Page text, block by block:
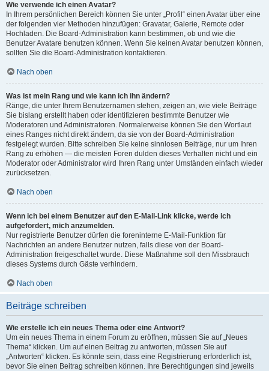
Wie verwende ich einen Avatar?
In Ihrem persönlichen Bereich können Sie unter „Profil“ einen Avatar über eine
der folgenden vier Methoden hinzufügen: Gravatar, Galerie, Remote oder
Hochladen. Die Board-Administration kann bestimmen, ob und wie die
Benutzer Avatare benutzen können. Wenn Sie keinen Avatar benutzen können,
sollten Sie die Board-Administration kontaktieren.
Nach oben
Was ist mein Rang und wie kann ich ihn ändern?
Ränge, die unter Ihrem Benutzernamen stehen, zeigen an, wie viele Beiträge
Sie bislang erstellt haben oder identifizieren bestimmte Benutzer wie
Moderatoren und Administratoren. Normalerweise können Sie den Wortlaut
eines Ranges nicht direkt ändern, da sie von der Board-Administration
festgelegt wurden. Bitte schreiben Sie keine sinnlosen Beiträge, nur um Ihren
Rang zu erhöhen — die meisten Foren dulden dieses Verhalten nicht und ein
Moderator oder Administrator wird Ihren Rang unter Umständen einfach wieder
zurücksetzen.
Nach oben
Wenn ich bei einem Benutzer auf den E-Mail-Link klicke, werde ich
aufgefordert, mich anzumelden.
Nur registrierte Benutzer dürfen die foreninterne E-Mail-Funktion für
Nachrichten an andere Benutzer nutzen, falls diese von der Board-
Administration freigeschaltet wurde. Diese Maßnahme soll den Missbrauch
dieses Systems durch Gäste verhindern.
Nach oben
Beiträge schreiben
Wie erstelle ich ein neues Thema oder eine Antwort?
Um ein neues Thema in einem Forum zu eröffnen, müssen Sie auf „Neues
Thema“ klicken. Um auf einen Beitrag zu antworten, müssen Sie auf
„Antworten“ klicken. Es könnte sein, dass eine Registrierung erforderlich ist,
bevor Sie einen Beitrag schreiben können. Ihre Berechtigungen sind jeweils